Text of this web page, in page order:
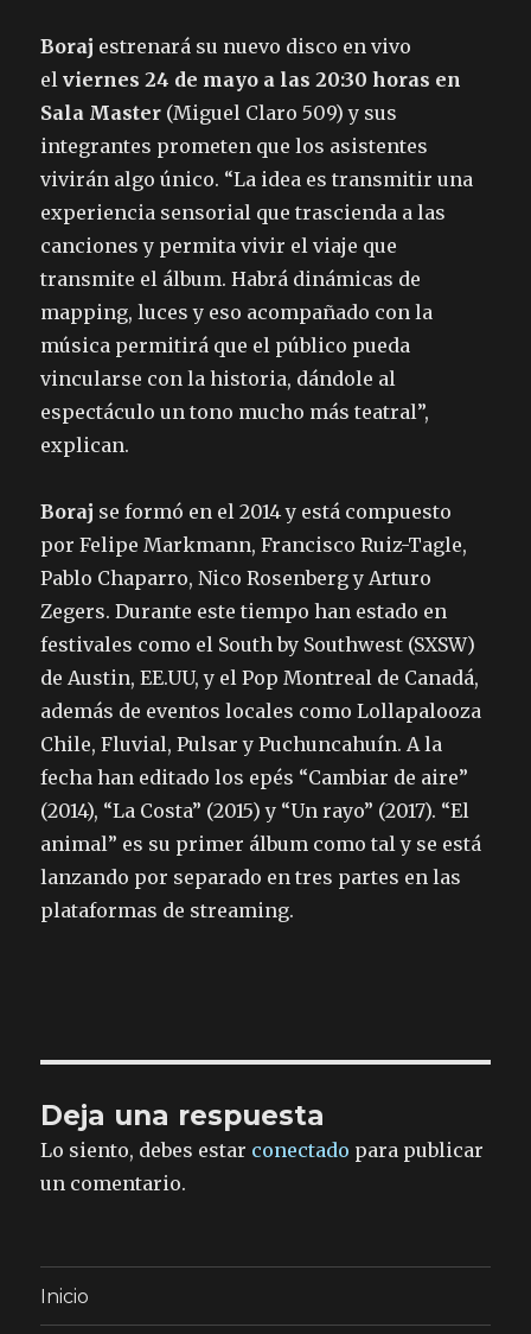
Boraj estrenará su nuevo disco en vivo
elviernes 24 de mayo a las 20:30 horas en
Sala Master (Miguel Claro 509) y sus
integrantes prometen que los asistentes
vivirán algo único. “La idea es transmitir una
experiencia sensorial que trascienda a las
canciones y permita vivir el viaje que
transmite el álbum. Habrá dinámicas de
mapping, luces y eso acompañado con la
música permitirá que el público pueda
vincularse con la historia, dándole al
espectáculo un tono mucho más teatral”,
explican.
Boraj se formó en el 2014 y está compuesto
por Felipe Markmann, Francisco Ruiz-Tagle,
Pablo Chaparro, Nico Rosenberg y Arturo
Zegers. Durante este tiempo han estado en
festivales como el South by Southwest (SXSW)
de Austin, EE.UU, y el Pop Montreal de Canadá,
además de eventos locales como Lollapalooza
Chile, Fluvial, Pulsar y Puchuncahuín. A la
fecha han editado los epés “Cambiar de aire”
(2014), “La Costa” (2015) y “Un rayo” (2017). “El
animal” es su primer álbum como tal y se está
lanzando por separado en tres partes en las
plataformas de streaming.
Deja una respuesta
Lo siento, debes estar conectado para publicar
un comentario.
Inicio